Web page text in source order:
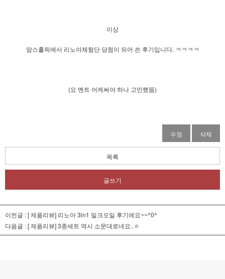
이상
맘스홀릭에서 리노아체험단 당첨이 되어 쓴 후기입니다. ㅋㅋㅋㅋ
(요 멘트 어케써야 하나 고민했뜸)
수정 삭제
목록
글쓰기
이전글 :[ 제품리뷰] 리노아 3in1 밀크오일 후기에요~~^0^
다음글 :[ 제품리뷰] 3종세트 역시 소문대로네요..ㅎ